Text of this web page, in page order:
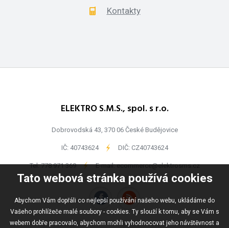
Tato webová stránka používá cookies
Abychom Vám dopřáli co nejlepší používání našeho webu, ukládáme do
Vašeho prohlížeče malé soubory - cookies. Ty slouží k tomu, aby se Vám s
webem dobře pracovalo, abychom mohli vyhodnocovat jeho návštěvnost a
Kontakty
ELEKTRO S.M.S., spol. s r.o.
Dobrovodská 43, 370 06 České Budějovice
IČ: 40743624 - DIČ: CZ40743624
Tel:778 971 369 - E-mail:ecommerce@elektrosms.cz